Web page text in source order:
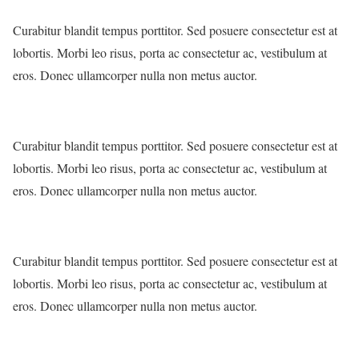
Curabitur blandit tempus porttitor. Sed posuere consectetur est at
lobortis. Morbi leo risus, porta ac consectetur ac, vestibulum at
eros. Donec ullamcorper nulla non metus auctor.
Curabitur blandit tempus porttitor. Sed posuere consectetur est at
lobortis. Morbi leo risus, porta ac consectetur ac, vestibulum at
eros. Donec ullamcorper nulla non metus auctor.
Curabitur blandit tempus porttitor. Sed posuere consectetur est at
lobortis. Morbi leo risus, porta ac consectetur ac, vestibulum at
eros. Donec ullamcorper nulla non metus auctor.